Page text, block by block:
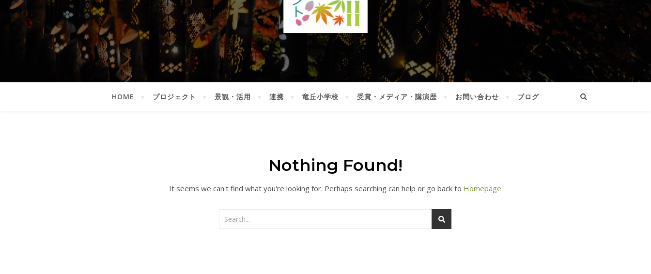
HOME プロジェクト 景観・活用 連携 竜丘小学校 受賞・メディア・講演歴 お問い合わせ ブログ
Nothing Found!
It seems we can't find what you're looking for. Perhaps searching can help or go back to Homepage